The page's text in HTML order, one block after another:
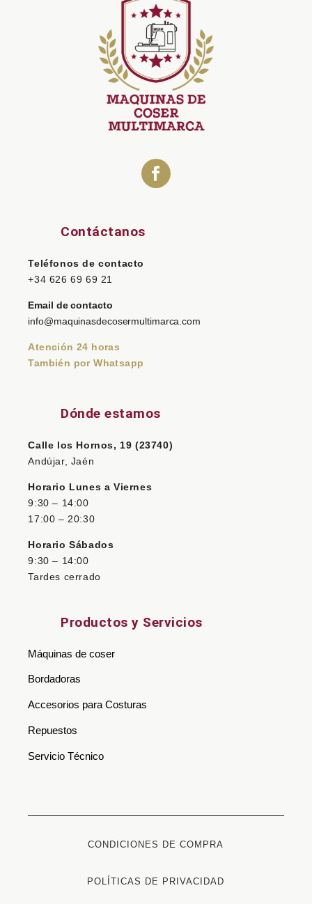
Contáctanos
Teléfonos de contacto
+34 626 69 69 21
Email de contacto
info@maquinasdecosermultimarca.com
Atención 24 horas
También por Whatsapp
Dónde estamos
Calle los Hornos, 19 (23740)
Andújar, Jaén
Horario Lunes a Viernes
9:30 – 14:00
17:00 – 20:30
Horario Sábados
9:30 – 14:00
Tardes cerrado
Productos y Servicios
Máquinas de coser
Bordadoras
Accesorios para Costuras
Repuestos
Servicio Técnico
CONDICIONES DE COMPRA
POLÍTICAS DE PRIVACIDAD